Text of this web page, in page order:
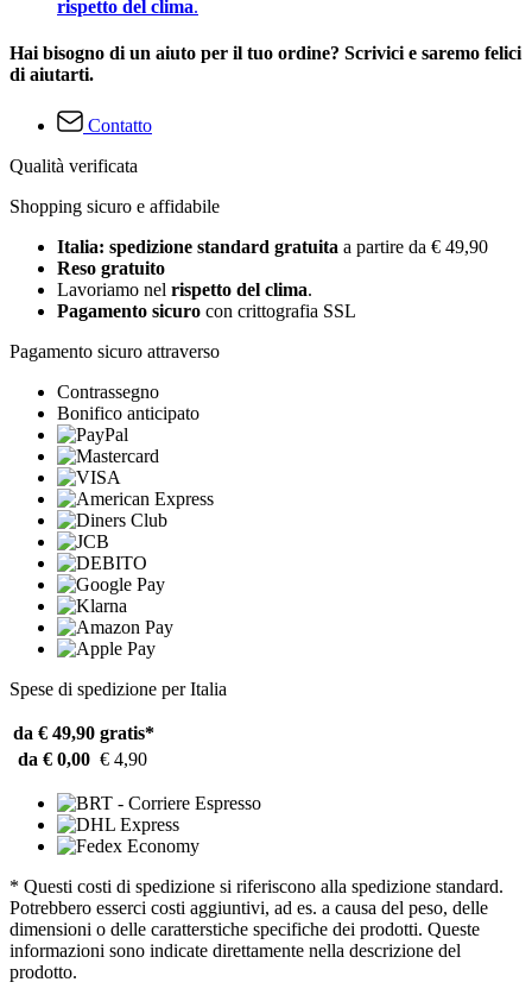
rispetto del clima.
Hai bisogno di un aiuto per il tuo ordine? Scrivici e saremo felici
di aiutarti.
Contatto
Qualità verificata
Shopping sicuro e affidabile
Italia: spedizione standard gratuita a partire da € 49,90
Reso gratuito
Lavoriamo nel rispetto del clima.
Pagamento sicuro con crittografia SSL
Pagamento sicuro attraverso
Contrassegno
Bonifico anticipato
Spese di spedizione per Italia
da € 49,90 gratis*
da € 0,00 € 4,90
* Questi costi di spedizione si riferiscono alla spedizione standard.
Potrebbero esserci costi aggiuntivi, ad es. a causa del peso, delle
dimensioni o delle caratterstiche specifiche dei prodotti. Queste
informazioni sono indicate direttamente nella descrizione del
prodotto.